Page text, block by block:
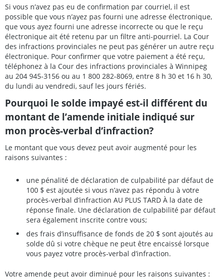
Si vous n’avez pas eu de confirmation par courriel, il est
possible que vous n’ayez pas fourni une adresse électronique,
que vous ayez fourni une adresse incorrecte ou que le reçu
électronique ait été retenu par un filtre anti-pourriel. La Cour
des infractions provinciales ne peut pas générer un autre reçu
électronique. Pour confirmer que votre paiement a été reçu,
téléphonez à la Cour des infractions provinciales à Winnipeg
au 204 945-3156 ou au 1 800 282-8069, entre 8 h 30 et 16 h 30,
du lundi au vendredi, sauf les jours fériés.
Pourquoi le solde impayé est-il différent du
montant de l’amende initiale indiqué sur
mon procès-verbal d’infraction?
Le montant que vous devez peut avoir augmenté pour les
raisons suivantes :
une pénalité de déclaration de culpabilité par défaut de
100 $ est ajoutée si vous n’avez pas répondu à votre
procès-verbal d’infraction AU PLUS TARD À la date de
réponse finale. Une déclaration de culpabilité par défaut
sera également inscrite contre vous;
des frais d’insuffisance de fonds de 20 $ sont ajoutés au
solde dû si votre chèque ne peut être encaissé lorsque
vous payez votre procès-verbal d’infraction.
Votre amende peut avoir diminué pour les raisons suivantes :